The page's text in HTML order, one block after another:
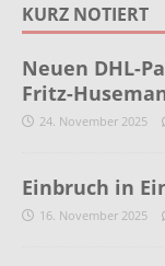
KURZ NOTIERT
Neuen DHL-
Fritz-
24. November 2025
Einbruch in
16. November 2025